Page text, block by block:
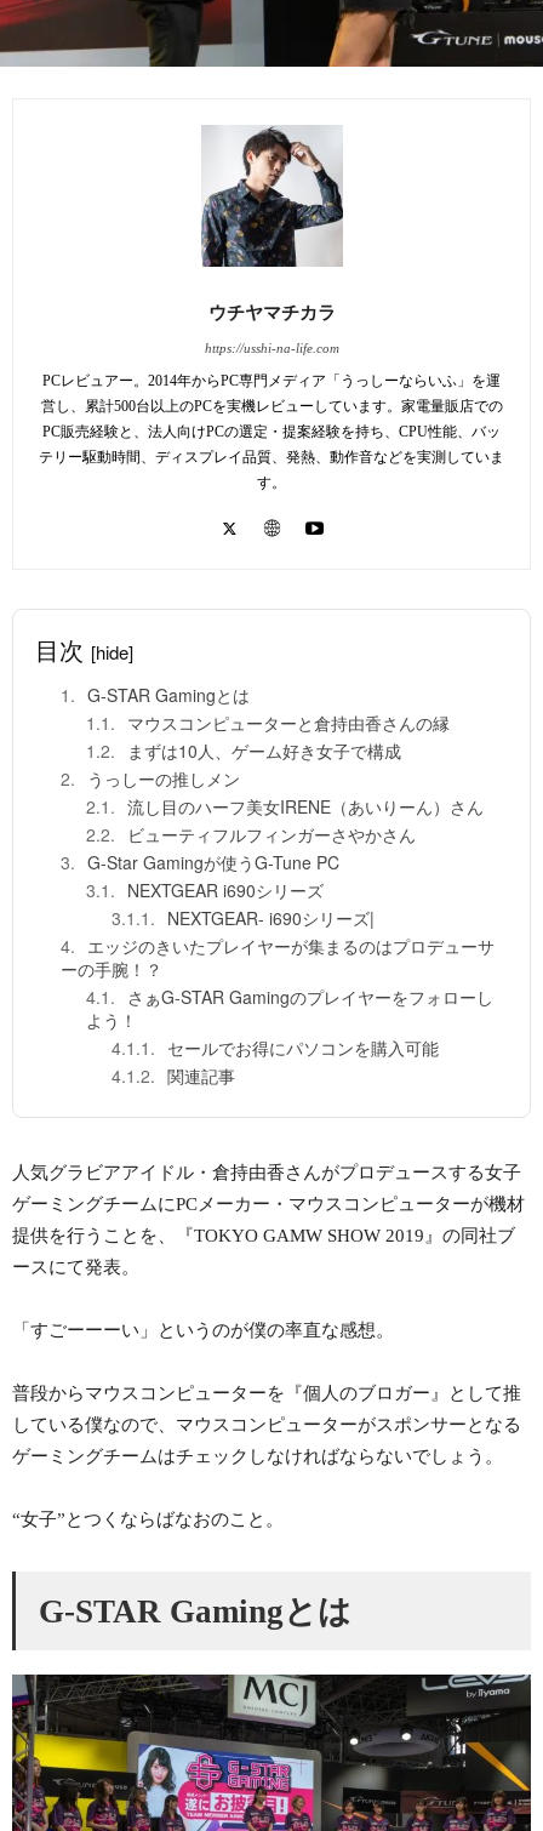
ウチヤマチカラ
https://usshi-na-life.com
PCレビュアー。2014年からPC専門メディア「うっしーならいふ」を運
営し、累計500台以上のPCを実機レビューしています。家電量販店での
PC販売経験と、法人向けPCの選定・提案経験を持ち、CPU性能、バッ
テリー駆動時間、ディスプレイ品質、発熱、動作音などを実測していま
す。
目次 [hide]
G-STAR Gamingとは
マウスコンピューターと倉持由香さんの縁
まずは10人、ゲーム好き女子で構成
うっしーの推しメン
流し目のハーフ美女IRENE（あいりーん）さん
ビューティフルフィンガーさやかさん
G-Star Gamingが使うG-Tune PC
NEXTGEAR i690シリーズ
NEXTGEAR- i690シリーズ|
エッジのきいたプレイヤーが集まるのはプロデューサ
ーの手腕！？
さぁG-STAR Gamingのプレイヤーをフォローし
よう！
セールでお得にパソコンを購入可能
関連記事
人気グラビアアイドル・倉持由香さんがプロデュースする女子
ゲーミングチームにPCメーカー・マウスコンピューターが機材
提供を行うことを、『TOKYO GAMW SHOW 2019』の同社ブ
ースにて発表。
「すごーーーい」というのが僕の率直な感想。
普段からマウスコンピューターを『個人のブロガー』として推
している僕なので、マウスコンピューターがスポンサーとなる
ゲーミングチームはチェックしなければならないでしょう。
“女子”とつくならばなおのこと。
G-STAR Gamingとは